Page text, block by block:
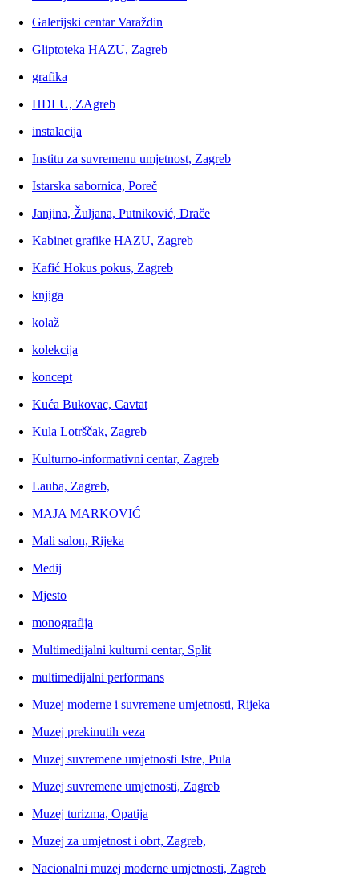
Galerijski centar Varaždin
Gliptoteka HAZU, Zagreb
grafika
HDLU, ZAgreb
instalacija
Institu za suvremenu umjetnost, Zagreb
Istarska sabornica, Poreč
Janjina, Žuljana, Putniković, Drače
Kabinet grafike HAZU, Zagreb
Kafić Hokus pokus, Zagreb
knjiga
kolaž
kolekcija
koncept
Kuća Bukovac, Cavtat
Kula Lotrščak, Zagreb
Kulturno-informativni centar, Zagreb
Lauba, Zagreb,
MAJA MARKOVIĆ
Mali salon, Rijeka
Medij
Mjesto
monografija
Multimedijalni kulturni centar, Split
multimedijalni performans
Muzej moderne i suvremene umjetnosti, Rijeka
Muzej prekinutih veza
Muzej suvremene umjetnosti Istre, Pula
Muzej suvremene umjetnosti, Zagreb
Muzej turizma, Opatija
Muzej za umjetnost i obrt, Zagreb,
Nacionalni muzej moderne umjetnosti, Zagreb